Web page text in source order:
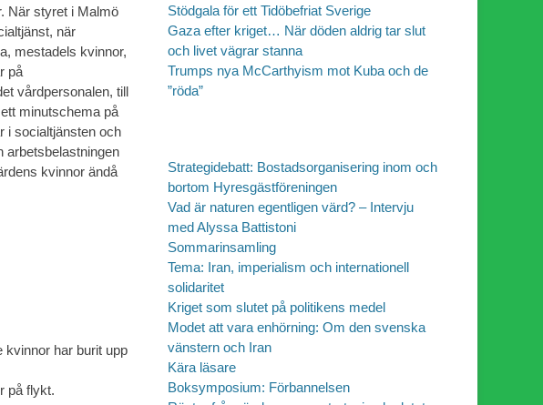
När styret i Malmö
när
mestadels kvinnor,
på
vårdpersonalen, till
minutschema på
i socialtjänsten och
arbetsbelastningen
kvinnor ändå
kvinnor har burit upp
på flykt.
Stödgala för ett Tidöbefriat Sverige
Gaza efter kriget… När döden aldrig tar slut
och livet vägrar stanna
Trumps nya McCarthyism mot Kuba och de
”röda”
Strategidebatt: Bostadsorganisering inom och
bortom Hyresgästföreningen
Vad är naturen egentligen värd? – Intervju
med Alyssa Battistoni
Sommarinsamling
Tema: Iran, imperialism och internationell
solidaritet
Kriget som slutet på politikens medel
Modet att vara enhörning: Om den svenska
vänstern och Iran
Kära läsare
Boksymposium: Förbannelsen